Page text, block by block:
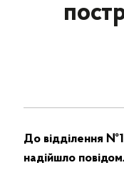
До відділення №1
надійшло